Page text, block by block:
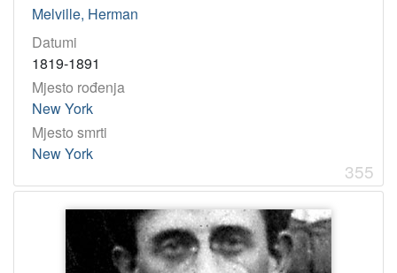
Melville, Herman
Datumi
1819-1891
Mjesto rođenja
New York
Mjesto smrti
New York
355